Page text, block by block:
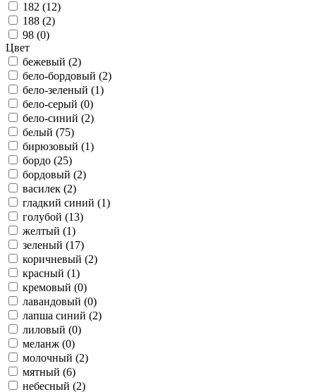
182 (12)
188 (2)
98 (0)
Цвет
бежевый (2)
бело-бордовый (2)
бело-зеленый (1)
бело-серый (0)
бело-синий (2)
белый (75)
бирюзовый (1)
бордо (25)
бордовый (2)
василек (2)
гладкий синий (1)
голубой (13)
желтый (1)
зеленый (17)
коричневый (2)
красный (1)
кремовый (0)
лавандовый (0)
лапша синий (2)
лиловый (0)
меланж (0)
молочный (2)
мятный (6)
небесный (2)